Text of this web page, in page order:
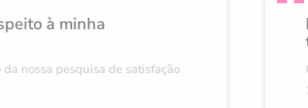
à minha
da nossa pesquisa de satisfação